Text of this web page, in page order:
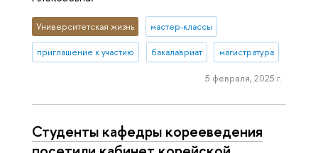
Университетская жизнь мастер-классы
приглашение к участию бакалавриат магистратура
5 февраля, 2025 г.
Студенты кафедры ко­ре­еве­де­ния